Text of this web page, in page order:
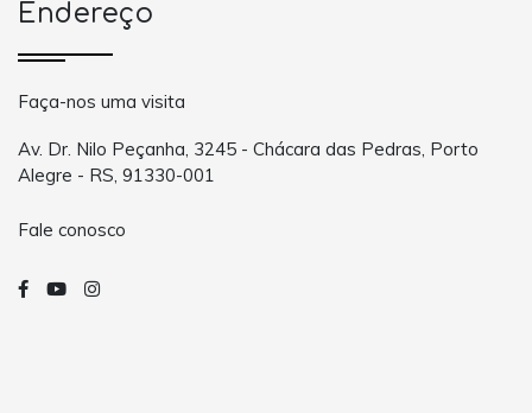
Endereço
Faça-nos uma visita
Av. Dr. Nilo Peçanha, 3245 - Chácara das Pedras, Porto
Alegre - RS, 91330-001
Fale conosco